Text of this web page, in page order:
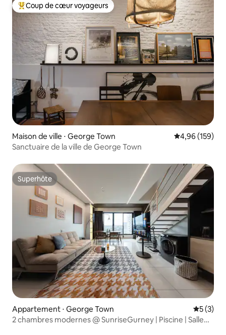
Coups de cœur voyageurs les plus appréciés
Coup de cœur voyageurs
Maison de ville ⋅ George Town Évaluation
4,96 (159)
Sanctuaire de la ville de George Town
Superhôte
Superhôte
Appartement ⋅ George Town
5 (3)
2 chambres modernes @ SunriseGurney | Piscine | Salle